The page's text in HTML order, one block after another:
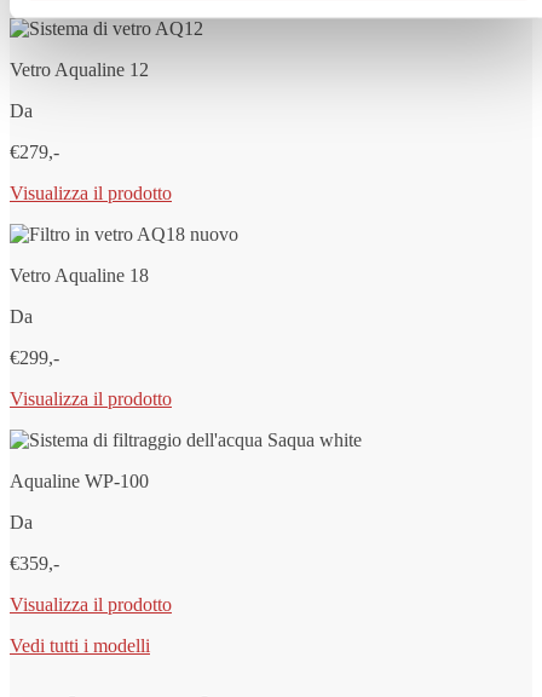
Vetro Aqualine 12
Da
€279,-
Visualizza il prodotto
Vetro Aqualine 18
Da
€299,-
Visualizza il prodotto
Aqualine WP-100
Da
€359,-
Visualizza il prodotto
Vedi tutti i modelli